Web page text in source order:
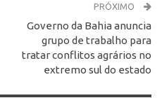
PRÓXIMO
Governo da Bahia anuncia
grupo de trabalho para
tratar conflitos agrários no
extremo sul do estado